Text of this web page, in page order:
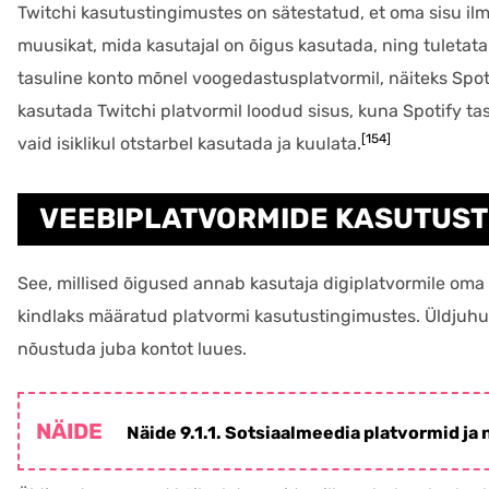
Twitchi kasutustingimustes on sätestatud, et oma sisu
muusikat, mida kasutajal on õigus kasutada, ning
tasuline konto mõnel voogedastusplatvormil, näiteks
kasutada Twitchi platvormil loodud sisus, kuna Spotify
vaid isiklikul otstarbel kasutada ja kuulata. [154]
VEEBIPLATVORMIDE
See, millised õigused annab kasutaja digiplatvormile
kindlaks määratud platvormi kasutustingimustes.
nõustuda juba kontot luues.
Näide 9.1.1. Sotsiaalmeedia platvormid